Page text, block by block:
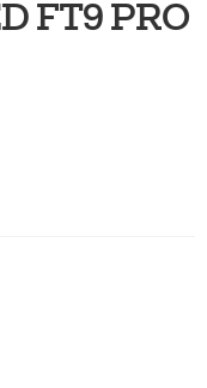
FT9 PRO